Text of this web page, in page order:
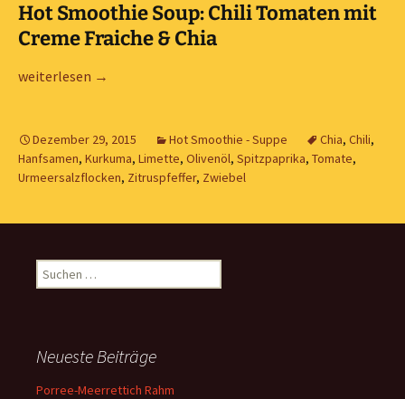
Hot Smoothie Soup: Chili Tomaten mit
Creme Fraiche & Chia
Hot Smoothie Soup: Chili Tomaten mit Creme Fraiche & Chia
weiterlesen →
Dezember 29, 2015 Hot Smoothie - Suppe Chia, Chili,
Hanfsamen, Kurkuma, Limette, Olivenöl, Spitzpaprika, Tomate,
Urmeersalzflocken, Zitruspfeffer, Zwiebel
Suchen
nach:
Neueste Beiträge
Porree-Meerrettich Rahm